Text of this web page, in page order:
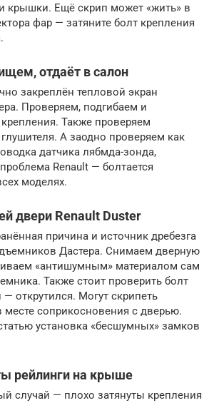
крышки. Ещё скрип может «жить» в
фар — затяните болт крепления
отдаёт в салон
закреплён тепловой экран
Проверяем, подгибаем и
Также проверяем
А заодно проверяем как
датчика лябмда-зонда,
Renault — болтается
моделях.
двери Renault Duster
причина и источник дребезга
Дастера. Снимаем дверную
«антишумным» материалом сам
Также стоит проверить болт
открутился. Могут скрипеть
соприкосновения с дверью.
установка «бесшумных» замков
рейлинги на крыше
случай — плохо затянуты крепления